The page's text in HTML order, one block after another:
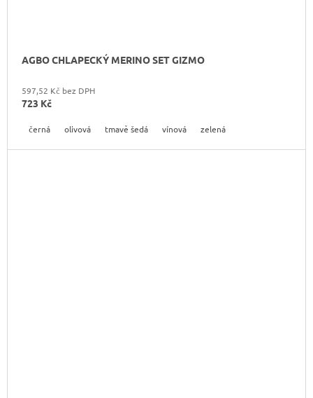
AGBO CHLAPECKÝ MERINO SET GIZMO
597,52 Kč bez DPH
723 Kč
černá olivová tmavě šedá vínová zelená